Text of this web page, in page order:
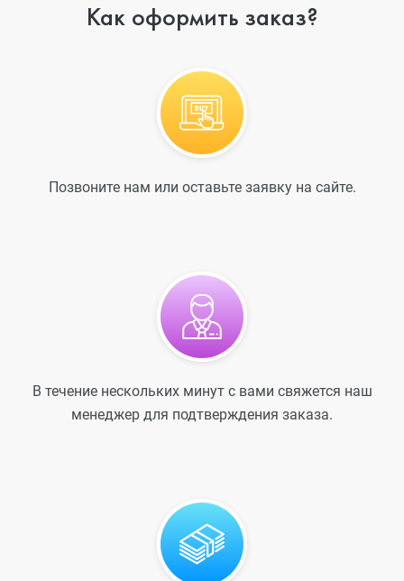
Как оформить заказ?
Позвоните нам или оставьте заявку на сайте.
В течение нескольких минут с вами свяжется наш
менеджер для подтверждения заказа.